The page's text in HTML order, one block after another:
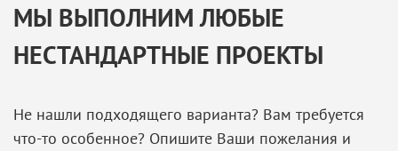
МЫ ВЫПОЛНИМ ЛЮБЫЕ
НЕСТАНДАРТНЫЕ ПРОЕКТЫ
Не нашли подходящего варианта? Вам требуется
что-то особенное? Опишите Ваши пожелания и